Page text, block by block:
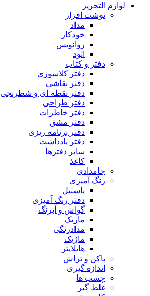
لوازم التحریر
نوشت افزار
مداد
خودکار
روانویس
اتود
دفتر و کتاب
دفتر کلاسوری
دفتر نقاشی
دفتر نقطه ای و شطرنجی
دفتر طراحی
دفتر خاطرات
دفتر مشق
دفتر برنامه ریزی
دفتر یادداشت
سایر دفترها
کاغذ
جامدادی
رنگ آمیزی
پاستیل
دفتر رنگ آمیزی
گواش و آبرنگ
ماژیک
مدادرنگی
ماژیک
هایلایتر
پاکن و تراش
اندازه گیری
چسب ها
غلط گیر